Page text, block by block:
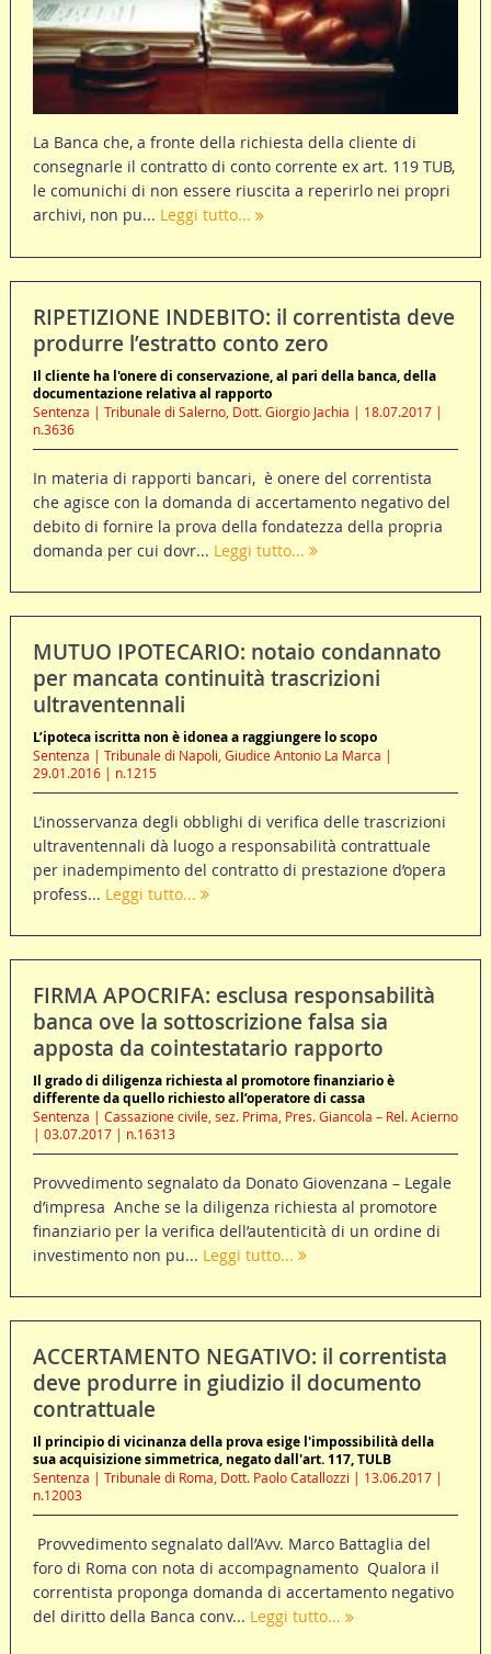
La Banca che, a fronte della richiesta della cliente di
consegnarle il contratto di conto corrente ex art. 119 TUB,
le comunichi di non essere riuscita a reperirlo nei propri
archivi, non pu... Leggi tutto...
RIPETIZIONE INDEBITO: il correntista deve
produrre l’estratto conto zero
Il cliente ha l'onere di conservazione, al pari della banca, della
documentazione relativa al rapporto
Sentenza | Tribunale di Salerno, Dott. Giorgio Jachia | 18.07.2017 |
n.3636
In materia di rapporti bancari, è onere del correntista
che agisce con la domanda di accertamento negativo del
debito di fornire la prova della fondatezza della propria
domanda per cui dovr... Leggi tutto...
MUTUO IPOTECARIO: notaio condannato
per mancata continuità trascrizioni
ultraventennali
L’ipoteca iscritta non è idonea a raggiungere lo scopo
Sentenza | Tribunale di Napoli, Giudice Antonio La Marca |
29.01.2016 | n.1215
L’inosservanza degli obblighi di verifica delle trascrizioni
ultraventennali dà luogo a responsabilità contrattuale
per inadempimento del contratto di prestazione d’opera
profess... Leggi tutto...
FIRMA APOCRIFA: esclusa responsabilità
banca ove la sottoscrizione falsa sia
apposta da cointestatario rapporto
Il grado di diligenza richiesta al promotore finanziario è
differente da quello richiesto all’operatore di cassa
Sentenza | Cassazione civile, sez. Prima, Pres. Giancola – Rel. Acierno
| 03.07.2017 | n.16313
Provvedimento segnalato da Donato Giovenzana – Legale
d’impresa Anche se la diligenza richiesta al promotore
finanziario per la verifica dell’autenticità di un ordine di
investimento non pu... Leggi tutto...
ACCERTAMENTO NEGATIVO: il correntista
deve produrre in giudizio il documento
contrattuale
Il principio di vicinanza della prova esige l'impossibilità della
sua acquisizione simmetrica, negato dall'art. 117, TULB
Sentenza | Tribunale di Roma, Dott. Paolo Catallozzi | 13.06.2017 |
n.12003
Provvedimento segnalato dall’Avv. Marco Battaglia del
foro di Roma con nota di accompagnamento Qualora il
correntista proponga domanda di accertamento negativo
del diritto della Banca conv... Leggi tutto...